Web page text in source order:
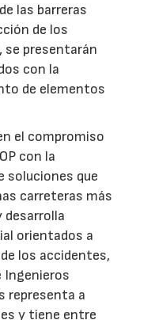
las barreras
de los
se presentarán
con la
de elementos
el compromiso
con la
soluciones que
carreteras más
desarrolla
orientados a
los accidentes,
Ingenieros
representa a
y tiene entre